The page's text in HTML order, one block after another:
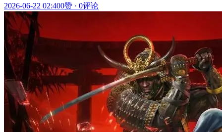
2026-06-22 02:400赞 · 0评论